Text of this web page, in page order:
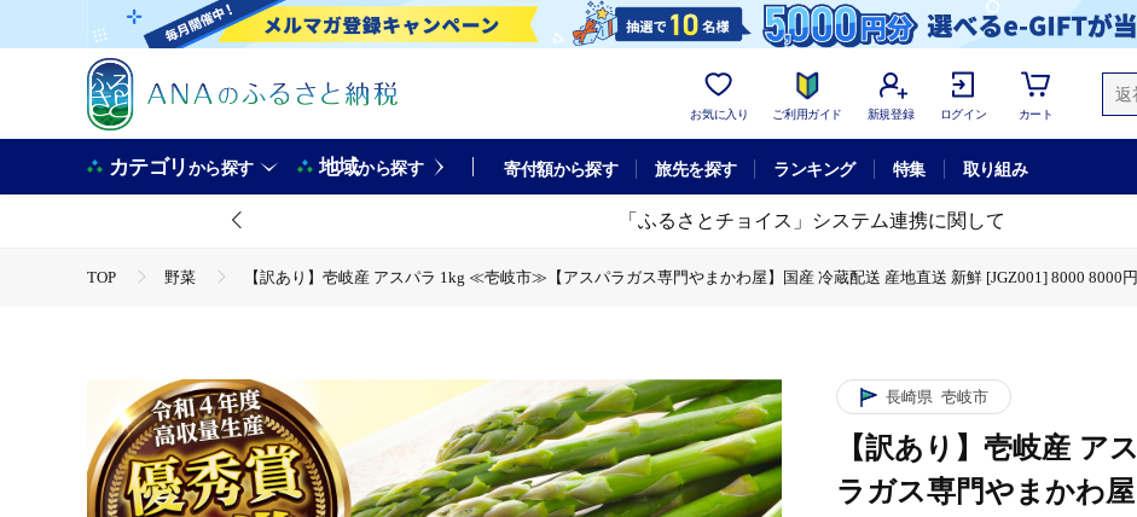
お気に入り ご利用ガイド 新規登録 ログイン カート
カテゴリから探す 地域から探す 寄付額から探す 旅先を探す ランキング 特集 取り組み
「ふるさとチョイス」システム連携に関して
TOP 野菜 【訳あり】壱岐産 アスパラ 1kg ≪壱岐市≫【アスパラガス専門やまかわ屋】国産 冷蔵配送 産地直送 新鮮 [JGZ001] 8000 8000
長崎県 壱岐市
【訳あり】壱岐産
ラガス専門やまかわ